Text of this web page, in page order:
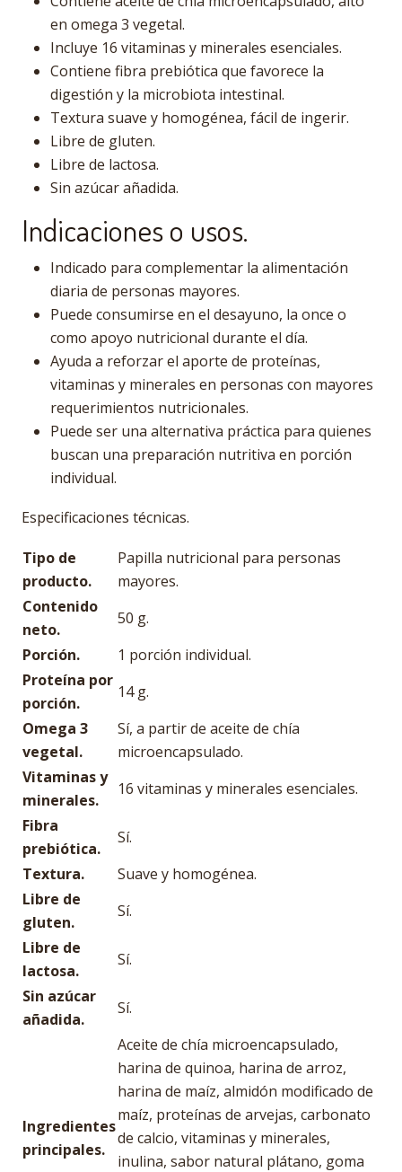
en omega 3 vegetal.
Incluye 16 vitaminas y minerales esenciales.
Contiene fibra prebiótica que favorece la
digestión y la microbiota intestinal.
Textura suave y homogénea, fácil de ingerir.
Libre de gluten.
Libre de lactosa.
Sin azúcar añadida.
Indicaciones o usos.
Indicado para complementar la alimentación
diaria de personas mayores.
Puede consumirse en el desayuno, la once o
como apoyo nutricional durante el día.
Ayuda a reforzar el aporte de proteínas,
vitaminas y minerales en personas con mayores
requerimientos nutricionales.
Puede ser una alternativa práctica para quienes
buscan una preparación nutritiva en porción
individual.
Especificaciones técnicas.
Tipo de
producto.
Papilla nutricional para personas
mayores.
Contenido
neto.
50 g.
Porción.
1 porción individual.
Proteína por
porción.
14 g.
Omega 3
vegetal.
Sí, a partir de aceite de chía
microencapsulado.
Vitaminas y
minerales.
16 vitaminas y minerales esenciales.
Fibra
prebiótica.
Sí.
Textura.
Suave y homogénea.
Libre de
gluten.
Sí.
Libre de
lactosa.
Sí.
Sin azúcar
añadida.
Sí.
Ingredientes
principales.
Aceite de chía microencapsulado,
harina de quinoa, harina de arroz,
harina de maíz, almidón modificado de
maíz, proteínas de arvejas, carbonato
de calcio, vitaminas y minerales,
inulina, sabor natural plátano, goma